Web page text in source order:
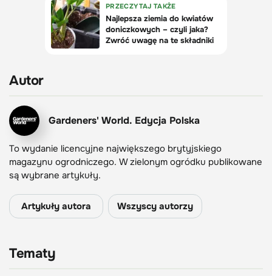
Autor
Gardeners' World. Edycja Polska
To wydanie licencyjne największego brytyjskiego
magazynu ogrodniczego. W zielonym ogródku publikowane
są wybrane artykuły.
Artykuły autora Wszyscy autorzy
Tematy